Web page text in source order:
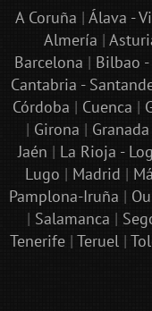
A Coruña | Álava -
Almería |
Barcelona | Bilbao
Cantabria -
Córdoba | Cuenca |
| Girona | Granada
Jaén | La Rioja -
Lugo | Madrid |
Pamplona-Iruña |
| Salamanca |
Tenerife| Teruel|